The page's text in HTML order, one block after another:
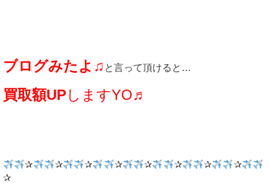
ブログみたよ♫ と言って頂けると…
買取額UPしますYO♬
✰ ✰ ✰ ✰ ✰ ✰ ✰
✰
✰